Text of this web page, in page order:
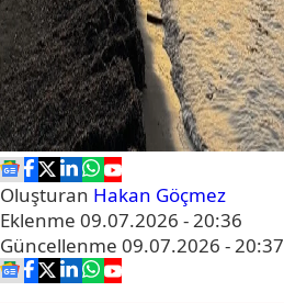
Oluşturan Hakan Göçmez
Eklenme 09.07.2026 - 20:36
Güncellenme 09.07.2026 - 20:37